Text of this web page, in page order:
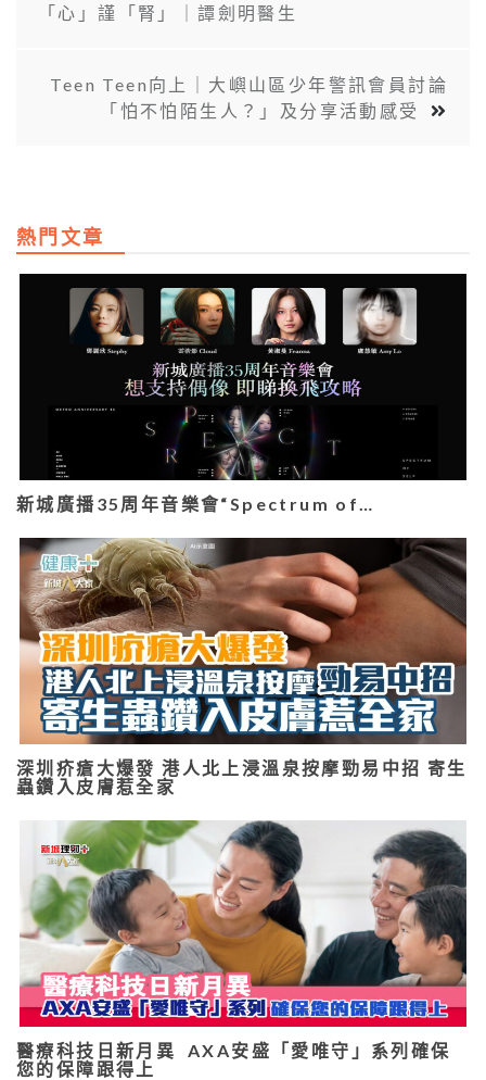
「心」謹「腎」｜譚劍明醫生
Teen Teen向上｜大嶼山區少年警訊會員討論
「怕不怕陌生人？」及分享活動感受
熱門文章
新城廣播35周年音樂會“Spectrum of…
深圳疥瘡大爆發 港人北上浸溫泉按摩勁易中招 寄生
蟲鑽入皮膚惹全家
醫療科技日新月異 AXA安盛「愛唯守」系列確保
您的保障跟得上